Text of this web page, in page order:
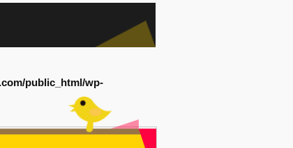
public_html/wp-